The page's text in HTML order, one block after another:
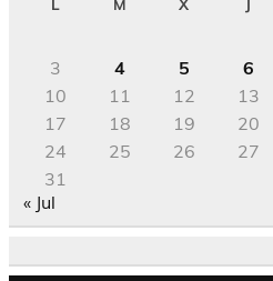
L M X J
3
4 5 6
10
11 12 13
17
18 19 20
24
25 26 27
31
« Jul